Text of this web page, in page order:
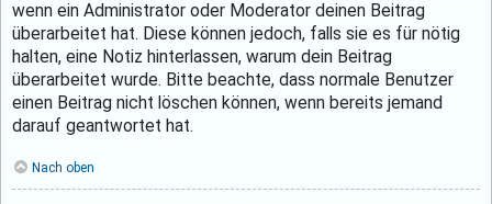
wenn ein Administrator oder Moderator deinen Beitrag
überarbeitet hat. Diese können jedoch, falls sie es für nötig
halten, eine Notiz hinterlassen, warum dein Beitrag
überarbeitet wurde. Bitte beachte, dass normale Benutzer
einen Beitrag nicht löschen können, wenn bereits jemand
darauf geantwortet hat.
Nach oben